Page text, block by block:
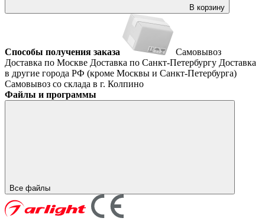
В корзину
Способы получения заказа
Самовывоз
Доставка по Москве Доставка по Санкт-Петербургу Доставка
в другие города РФ (кроме Москвы и Санкт-Петербурга)
Самовывоз со склада в г. Колпино
Файлы и программы
Все файлы